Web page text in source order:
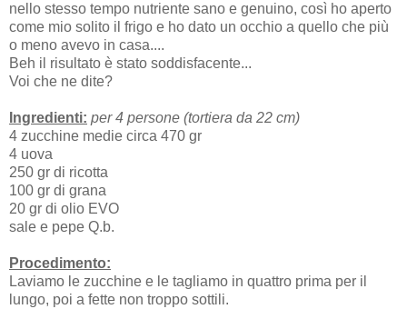
nello stesso tempo nutriente sano e genuino, così ho aperto
come mio solito il frigo e ho dato un occhio a quello che più
o meno avevo in casa....
Beh il risultato è stato soddisfacente...
Voi che ne dite?
Ingredienti: per 4 persone (tortiera da 22 cm)
4 zucchine medie circa 470 gr
4 uova
250 gr di ricotta
100 gr di grana
20 gr di olio EVO
sale e pepe Q.b.
Procedimento:
Laviamo le zucchine e le tagliamo in quattro prima per il
lungo, poi a fette non troppo sottili.